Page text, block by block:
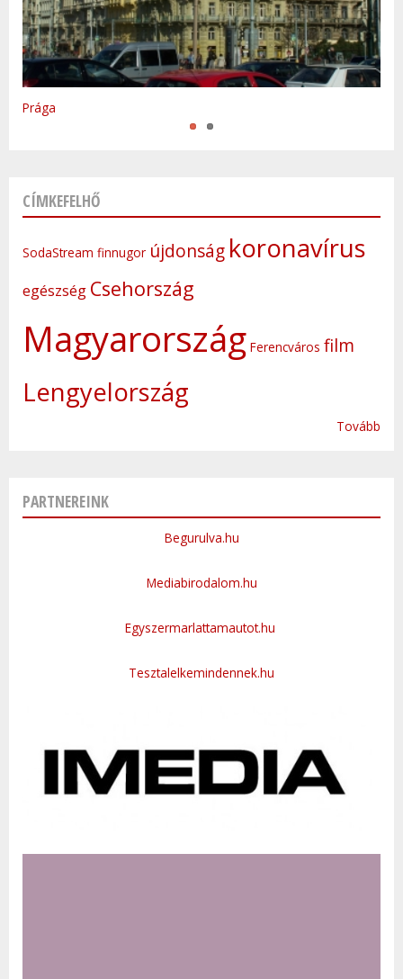
Prága
Varsó
CÍMKEFELHŐ
SodaStream finnugor újdonság koronavírus
egészség Csehország
Magyarország Ferencváros film
Lengyelország
Tovább
PARTNEREINK
Begurulva.hu
Mediabirodalom.hu
Egyszermarlattamautot.hu
Tesztalelkemindennek.hu